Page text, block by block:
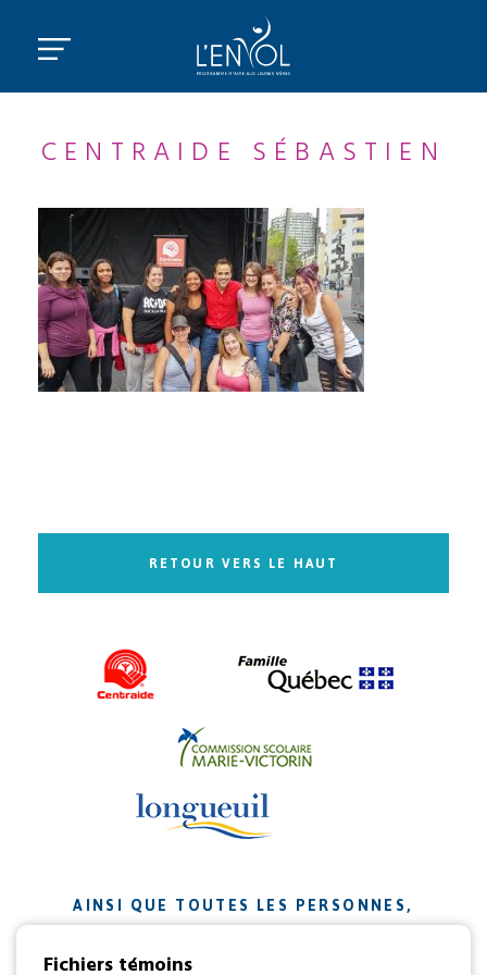
CENTRAIDE SÉBASTIEN
RETOUR VERS LE HAUT
AINSI QUE TOUTES LES PERSONNES,
ORGANISMES ET ENTREPRISES QUI ONT
CONTRIBUÉ À NOTRE MISSION.
Fichiers témoins